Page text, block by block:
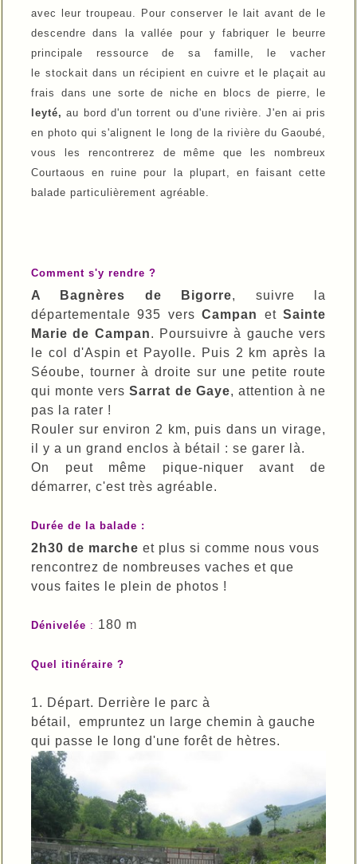
avec leur troupeau. Pour conserver le lait avant de le
descendre dans la vallée pour y fabriquer le beurre
principale ressource de sa famille, le vacher
le stockait dans un récipient en cuivre et le plaçait au
frais dans une sorte de niche en blocs de pierre, le
leyté, au bord d'un torrent ou d'une rivière. J'en ai pris
en photo qui s'alignent le long de la rivière du Gaoubé,
vous les rencontrerez de même que les nombreux
Courtaous en ruine pour la plupart, en faisant cette
balade particulièrement agréable.
Comment s'y rendre ?
A Bagnères de Bigorre, suivre la
départementale 935 versCampan etSainte
Marie de Campan. Poursuivre à gauche vers
le col d'Aspin et Payolle. Puis 2 km après la
Séoube, tourner à droite sur une petite route
qui monte versSarrat de Gaye, attention à ne
pas la rater !
Rouler sur environ 2 km, puis dans un virage,
il y a un grand enclos à bétail : se garer là.
On peut même pique-niquer avant de
démarrer, c'est très agréable.
Durée de la balade :
2h30 de marche et plus si comme nous vous
rencontrez de nombreuses vaches et que
vous faites le plein de photos !
Dénivelée : 180 m
Quel itinéraire ?
1. Départ. Derrière le parc à
bétail, empruntez un large chemin à gauche
qui passe le long d'une forêt de hètres.